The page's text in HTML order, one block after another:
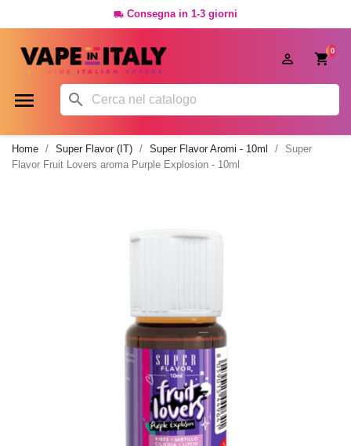
 Consegna in 1-3 giorni
0

 
Home Super Flavor (IT) Super Flavor Aromi - 10ml
Super
Flavor Fruit Lovers aroma Purple Explosion - 10ml